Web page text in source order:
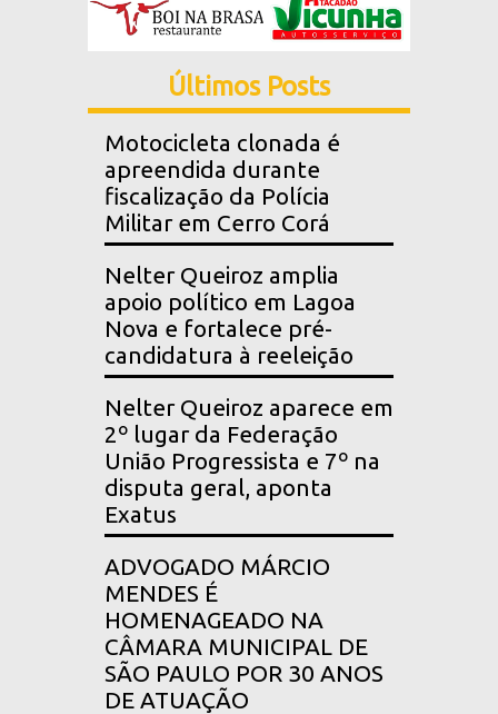
Últimos Posts
Motocicleta clonada é
apreendida durante
fiscalização da Polícia
Militar em Cerro Corá
Nelter Queiroz amplia
apoio político em Lagoa
Nova e fortalece pré-
candidatura à reeleição
Nelter Queiroz aparece em
2º lugar da Federação
União Progressista e 7º na
disputa geral, aponta
Exatus
ADVOGADO MÁRCIO
MENDES É
HOMENAGEADO NA
CÂMARA MUNICIPAL DE
SÃO PAULO POR 30 ANOS
DE ATUAÇÃO